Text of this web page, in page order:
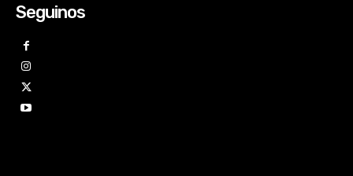
Seguinos